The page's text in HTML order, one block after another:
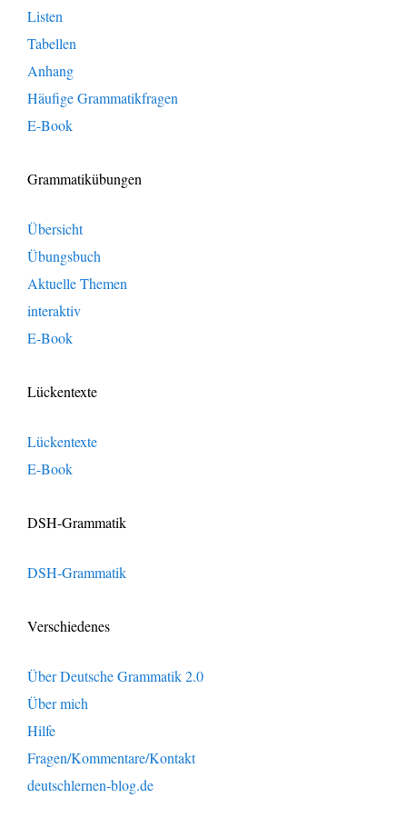
Listen
Tabellen
Anhang
Häufige Grammatikfragen
E-Book
Grammatikübungen
Übersicht
Übungsbuch
Aktuelle Themen
interaktiv
E-Book
Lückentexte
Lückentexte
E-Book
DSH-Grammatik
DSH-Grammatik
Verschiedenes
Über Deutsche Grammatik 2.0
Über mich
Hilfe
Fragen/Kommentare/Kontakt
deutschlernen-blog.de